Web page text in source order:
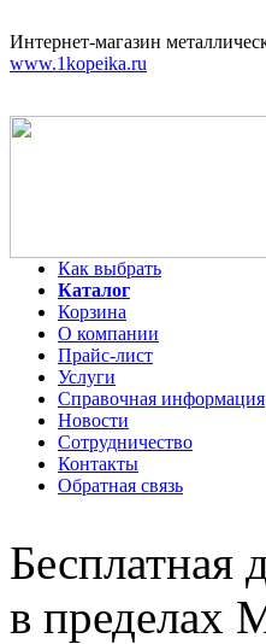
Интернет-магазин
www.1kopeika.ru
Как выбрать
Каталог
Корзина
О компании
Прайс-лист
Услуги
Справочная информация
Новости
Сотрудничество
Контакты
Обратная связь
Бесплатная
в пределах